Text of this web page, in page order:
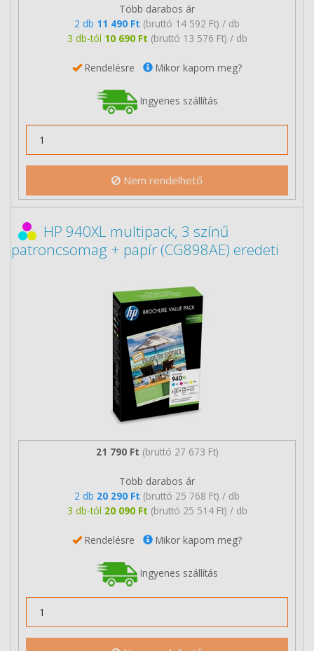
Több darabos ár
2 db 11 490 Ft (bruttó 14 592 Ft) / db
3 db-tól 10 690 Ft (bruttó 13 576 Ft) / db
Rendelésre Mikor kapom meg?
Ingyenes szállítás
Nem rendelhető
HP 940XL multipack, 3 színű
patroncsomag + papír (CG898AE) eredeti
21 790 Ft (bruttó 27 673 Ft)
Több darabos ár
2 db 20 290 Ft (bruttó 25 768 Ft) / db
3 db-tól 20 090 Ft (bruttó 25 514 Ft) / db
Rendelésre Mikor kapom meg?
Ingyenes szállítás